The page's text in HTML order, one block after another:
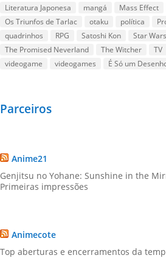
Literatura Japonesa
mangá Mass Effect
Os Triunfos de Tarlac
otaku política
quadrinhos
RPG Satoshi Kon Star Wars
The Promised Neverland
The Witcher TV
videogame
videogames É Só um
Parceiros
Anime21
Genjitsu no Yohane: Sunshine in the
Primeiras impressões
Animecote
Top aberturas e encerramentos da